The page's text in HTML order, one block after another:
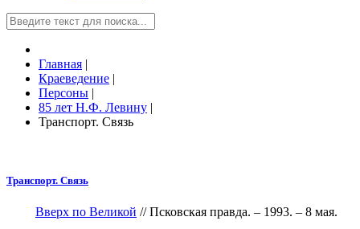
Главная |
Краеведение |
Персоны |
85 лет Н.Ф. Левину |
Транспорт. Связь
Транспорт. Связь
Вверх по Великой // Псковская правда. – 1993. – 8 мая.